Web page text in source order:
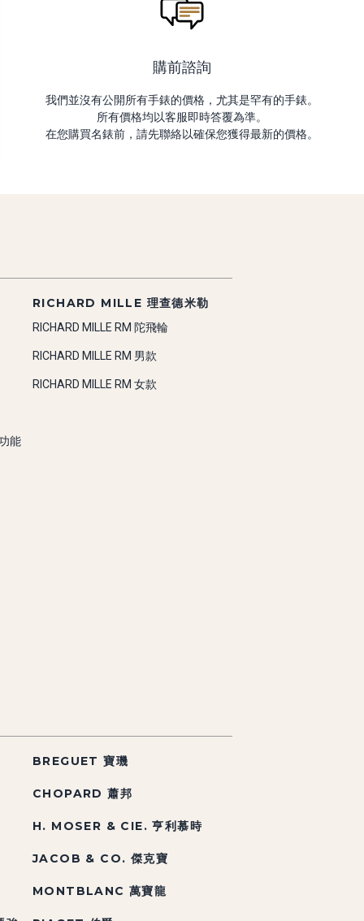
購前諮詢
我們並沒有公開所有手錶的價格，尤其是罕有的手錶。
所有價格均以客服即時答覆為準。
在您購買名錶前，請先聯絡以確保您獲得最新的價格。
能
RICHARD MILLE 理查德米勒
RICHARD MILLE RM 陀飛輪
RICHARD MILLE RM 男款
RICHARD MILLE RM 女款
BREGUET 寶璣
CHOPARD 蕭邦
H. MOSER & CIE. 亨利慕時
JACOB & CO. 傑克寶
MONTBLANC 萬寶龍